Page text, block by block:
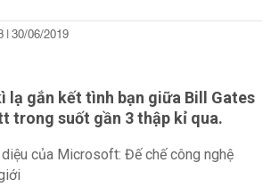
| 30/06/2019
lạ gắn kết tình bạn giữa Bill Gates
trong suốt gần 3 thập kỉ qua.
của Microsoft: Đế chế công nghệ